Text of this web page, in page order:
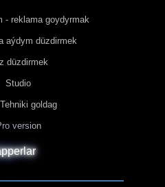
- reklama goydyrmak
aýdym düzdirmek
düzdirmek
Studio
goldag
version